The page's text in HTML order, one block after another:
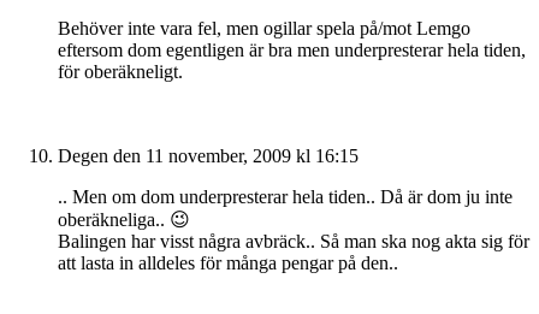
Behöver inte vara fel, men ogillar spela på/mot Lemgo
eftersom dom egentligen är bra men underpresterar hela tiden,
för oberäkneligt.
Degen den 11 november, 2009 kl 16:15
.. Men om dom underpresterar hela tiden.. Då är dom ju inte
oberäkneliga.. 😉
Balingen har visst några avbräck.. Så man ska nog akta sig för
att lasta in alldeles för många pengar på den..